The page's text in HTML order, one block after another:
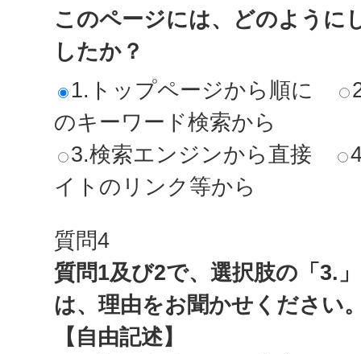
このページには、どのように
したか？
1.トップページから順に
のキーワード検索から
3.検索エンジンから直接
イトのリンク等から
質問4
質問1及び2で、選択肢の「3.
は、理由をお聞かせください
【自由記述】